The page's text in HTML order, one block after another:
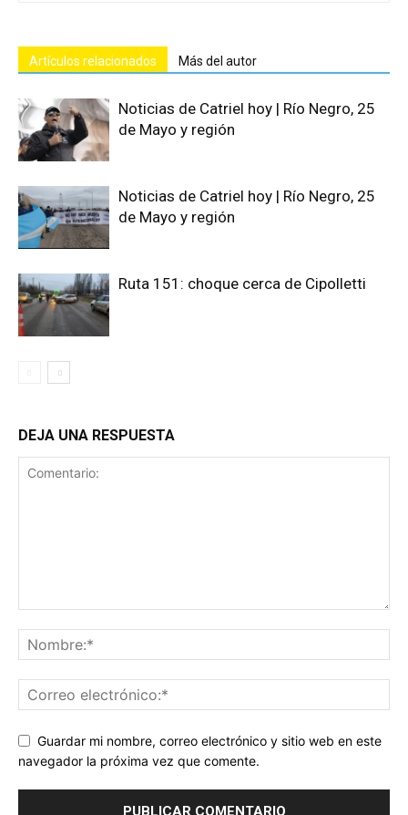
Artículos relacionados Más del autor
Noticias de Catriel hoy | Río Negro, 25
de Mayo y región
Noticias de Catriel hoy | Río Negro, 25
de Mayo y región
Ruta 151: choque cerca de Cipolletti
DEJA UNA RESPUESTA
Guardar mi nombre, correo electrónico y sitio web en este
navegador la próxima vez que comente.